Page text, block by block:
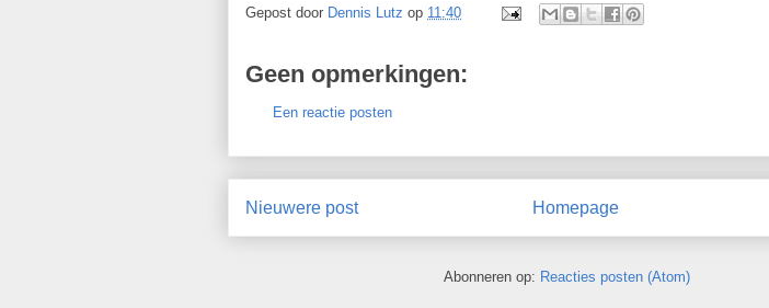
Gepost door Dennis Lutz op 11:40
Geen opmerkingen:
Een reactie posten
Nieuwere post Homepage
Abonneren op: Reacties posten (Atom)